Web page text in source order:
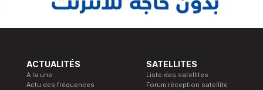
ACTUALITÉS
A la une
Actu des fréquences
SATELLITES
Liste des satellites
Forum réception satellite